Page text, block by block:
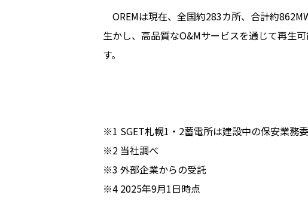
OREMは現在、全国約283カ所、合計約
生かし、高品質なO&Mサービスを通じて再生
す。
※1 SGET札幌1・2蓄電所は建設中の保安業務
※2 当社調べ
※3 外部企業からの受託
※4 2025年9月1日時点